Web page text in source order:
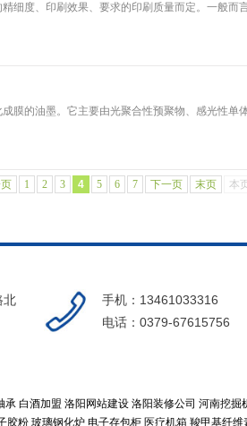
、印刷效果、要求的印刷质量而定。一般而
油墨。它主要由光聚合性预聚物、感光性单
1 2 3 4 5 6 7 下一页 末页 本
北
手机：13461033316
电话：0379-67615756
承 白酒加盟 洛阳网站建设 洛阳装修公司 河南挖掘
胶粉 玻璃钢化炉 电子存包柜 医疗机箱 羧甲基纤维